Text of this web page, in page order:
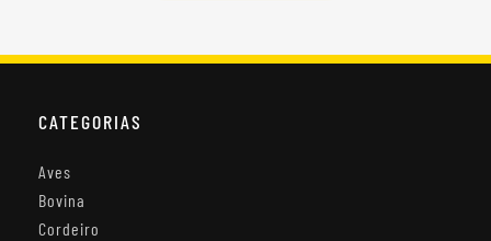
CATEGORIAS
Aves
Bovina
Cordeiro